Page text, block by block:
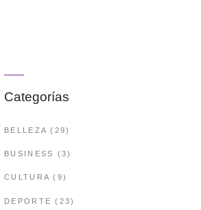
Categorías
BELLEZA (29)
BUSINESS (3)
CULTURA (9)
DEPORTE (23)